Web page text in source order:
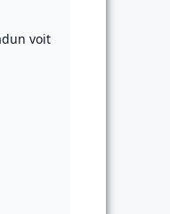
voit